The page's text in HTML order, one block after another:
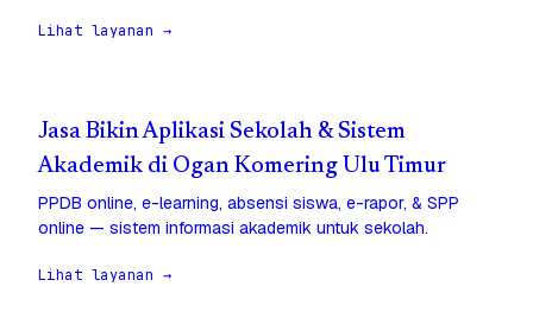
Lihat layanan →
Jasa Bikin Aplikasi Sekolah & Sistem
Akademik di Ogan Komering Ulu Timur
PPDB online, e-learning, absensi siswa, e-rapor, & SPP
online — sistem informasi akademik untuk sekolah.
Lihat layanan →